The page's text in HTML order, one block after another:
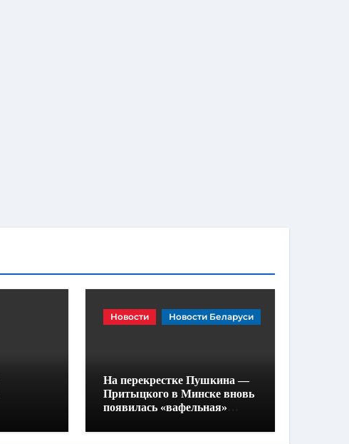
Новости Новости Беларуси
На перекрестке Пушкина —
Притыцкого в Минске вновь
появилась «вафельная»